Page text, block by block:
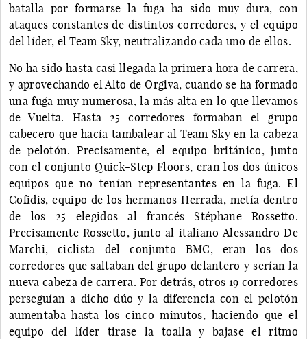
batalla por formarse la fuga ha sido muy dura, con
ataques constantes de distintos corredores, y el equipo
del líder, el Team Sky, neutralizando cada uno de ellos.
No ha sido hasta casi llegada la primera hora de carrera,
y aprovechando el Alto de Orgiva, cuando se ha formado
una fuga muy numerosa, la más alta en lo que llevamos
de Vuelta. Hasta 25 corredores formaban el grupo
cabecero que hacía tambalear al Team Sky en la cabeza
de pelotón. Precisamente, el equipo británico, junto
con el conjunto Quick-Step Floors, eran los dos únicos
equipos que no tenían representantes en la fuga. El
Cofidis, equipo de los hermanos Herrada, metía dentro
de los 25 elegidos al francés Stéphane Rossetto.
Precisamente Rossetto, junto al italiano Alessandro De
Marchi, ciclista del conjunto BMC, eran los dos
corredores que saltaban del grupo delantero y serían la
nueva cabeza de carrera. Por detrás, otros 19 corredores
perseguían a dicho dúo y la diferencia con el pelotón
aumentaba hasta los cinco minutos, haciendo que el
equipo del líder tirase la toalla y bajase el ritmo